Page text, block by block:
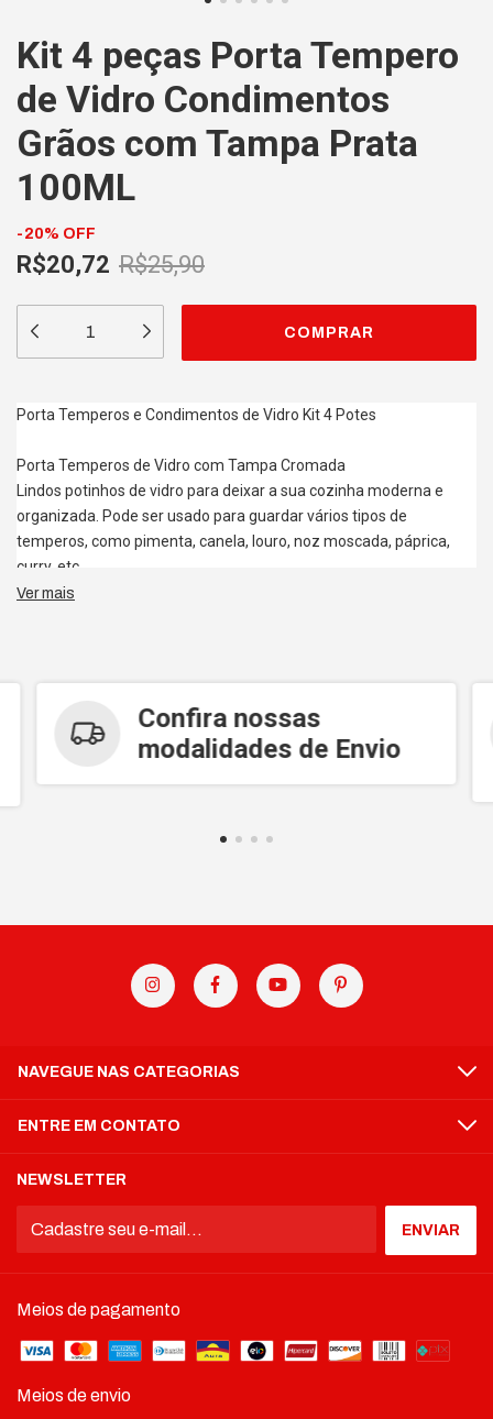
Kit 4 peças Porta Tempero
de Vidro Condimentos
Grãos com Tampa Prata
100ML
- 20% OFF
R$20,72 R$25,90
Porta Temperos e Condimentos de Vidro Kit 4 Potes
Porta Temperos de Vidro com Tampa Cromada
Lindos potinhos de vidro para deixar a sua cozinha moderna e
organizada. Pode ser usado para guardar vários tipos de
temperos, como pimenta, canela, louro, noz moscada, páprica,
curry, etc.
O conjunto contém 4 potes de vidro com tampa de plástico
cromada, um acabamento moderno e de qualidade. A tampa é de
Cor Da Tampa: Prateada
Ver mais
Confira nossas
modalidades de Envio
NAVEGUE NAS CATEGORIAS
ENTRE EM CONTATO
NEWSLETTER
Meios de pagamento
Meios de envio